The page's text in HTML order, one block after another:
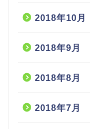
2018年10月
2018年9月
2018年8月
2018年7月